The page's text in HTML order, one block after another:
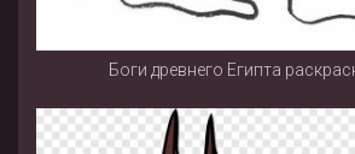
Боги древнего Египта